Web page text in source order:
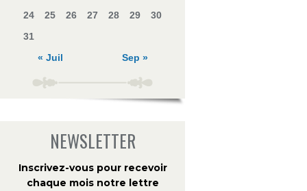
24
25 26 27 28 29
30
31
« Juil
Sep »
NEWSLETTER
Inscrivez-vous pour recevoir
chaque mois notre lettre